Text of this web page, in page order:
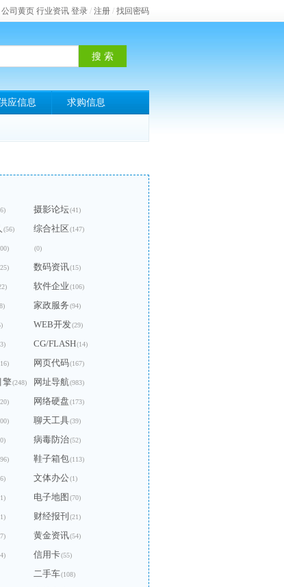
公司黄页 行业资讯 登录 / 注册 / 找回密码
应信息 求购信息
摄影论坛(41)
(56) 综合社区(147)
(0)
数码资讯(15)
软件企业(106)
家政服务(94)
WEB开发(29)
CG/FLASH(14)
网页代码(167)
擎(248) 网址导航(983)
网络硬盘(173)
聊天工具(39)
病毒防治(52)
鞋子箱包(113)
文体办公(1)
电子地图 (70)
财经报刊 (21)
黄金资讯(54)
信用卡(55)
二手车(108)